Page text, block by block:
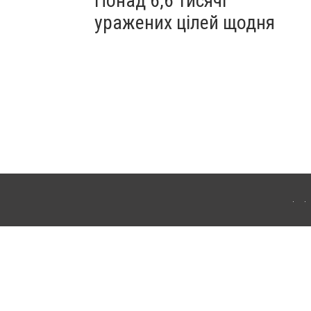
уражених цілей щодня